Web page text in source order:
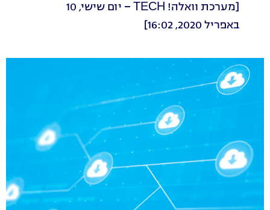
[מערכת וואלה! TECH – יום שישי, 10
באפריל 2020, 16:02]